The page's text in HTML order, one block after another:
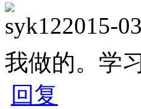
syk122015-
我做的。学
回复